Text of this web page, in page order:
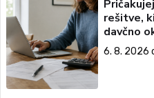
rešitve,
davčno
6. 8. 2026